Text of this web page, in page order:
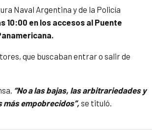
Naval Argentina y de la Policía
10:00 en los accesos al Puente
que buscaban entrar o salir de
“No a las bajas, las arbitrariedades y
más empobrecidos”, se tituló.